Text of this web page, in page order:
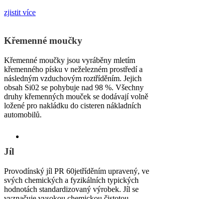
zjistit více
Křemenné moučky
Křemenné moučky jsou vyráběny mletím
křemenného písku v neželezném prostředí a
následným vzduchovým roztříděním. Jejich
obsah Si02 se pohybuje nad 98 %. Všechny
druhy křemenných mouček se dodávají volně
ložené pro nakládku do cisteren nákladních
automobilů.
Jíl
Provodínský jíl PR 60jetříděním upravený, ve
svých chemických a fyzikálních typických
hodnotách standardizovaný výrobek. Jíl se